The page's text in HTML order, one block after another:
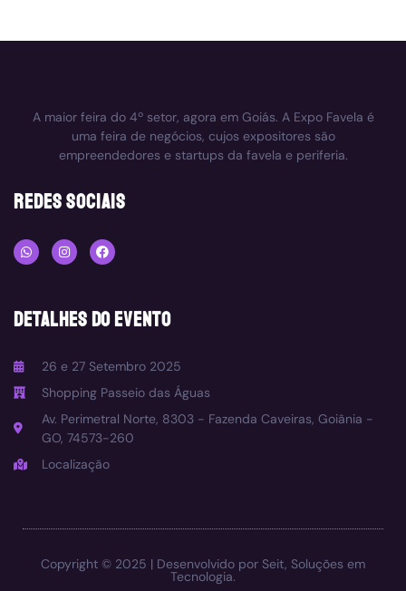
A maior feira do 4º setor, agora em Goiás. A Expo Favela é
uma feira de negócios, cujos expositores são
empreendedores e startups da favela e periferia.
redes sociais
DETALHES DO EVENTO
26 e 27 Setembro 2025
Shopping Passeio das Águas
Av. Perimetral Norte, 8303 - Fazenda Caveiras, Goiânia -
GO, 74573-260
Localização
Copyright © 2025 | Desenvolvido por Seit, Soluções em
Tecnologia.